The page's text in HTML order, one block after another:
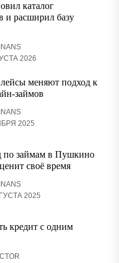
каталог
и расширил базу
2026
меняют подход к
займов
2025
по займам в Пушкино
своё время
2025
кредит с одним